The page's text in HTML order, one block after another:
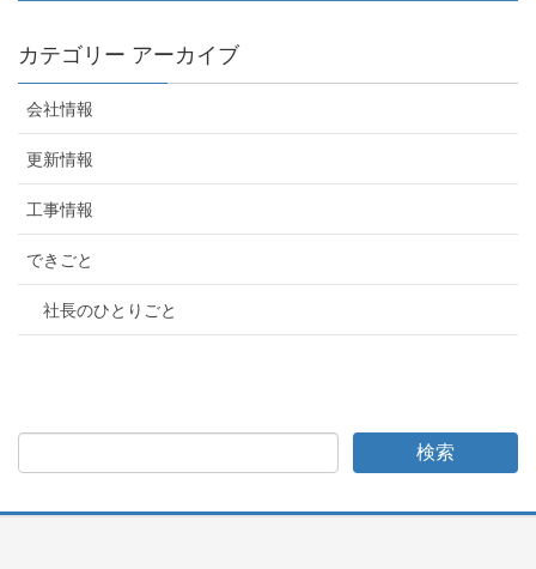
カテゴリー アーカイブ
会社情報
更新情報
工事情報
できごと
社長のひとりごと